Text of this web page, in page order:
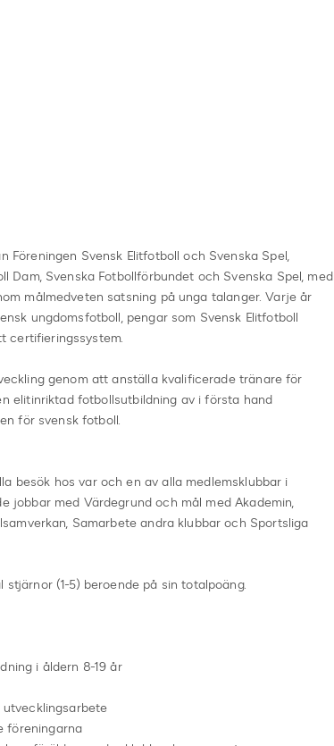
Svensk Elitfotboll och Svenska Spel,
Dam, Svenska Fotbollförbundet och Svenska Spel, med
målmedveten satsning på unga talanger. Varje år
ungdomsfotboll, pengar som Svensk Elitfotboll
certifieringssystem.
genom att anställa kvalificerade tränare för
elitinriktad fotbollsutbildning av i första hand
för svensk fotboll.
besök hos var och en av alla medlemsklubbar i
jobbar med Värdegrund och mål med Akademin,
Samarbete andra klubbar och Sportsliga
(1-5) beroende på sin totalpoäng.
i åldern 8-19 år
föreningarna